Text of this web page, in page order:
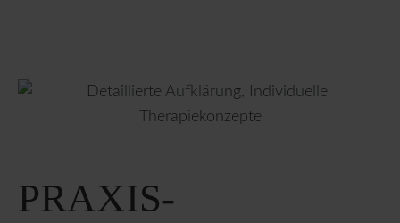
PRAXIS-